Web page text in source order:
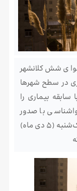
شش کلانشهر
در سطح شهرها
سابقه بیماری را
با صدور
هشدار زردرنگ از پایداری هوا از بعدازظهر یک‌شنبه (۵ دی ماه)